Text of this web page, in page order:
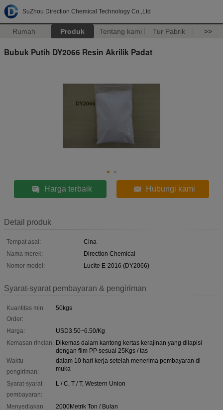
SuZhou Direction Chemical Technology Co.,Ltd
Rumah Produk Tentang kami Tur Pabrik >>
Bubuk Putih DY2066 Resin Akrilik Padat
Harga terbaik Hubungi kami
Detail produk
Tempat asal:
Cina
Nama merek:
Direction Chemical
Nomor model:
Lucite E-2016 (DY2066)
Syarat-syarat pembayaran & pengiriman
Kuantitas min
Order:
50kgs
Harga:
USD3.50~6.50/Kg
Kemasan rincian: Dikemas dalam kantong kertas kerajinan yang dilapisi
dengan film PP sesuai 25Kgs / tas
Waktu
pengiriman:
dalam 10 hari kerja setelah menerima pembayaran di
muka
Syarat-syarat
pembayaran:
L / C, T / T, Western Union
Menyediakan
2000Metrik Ton / Bulan